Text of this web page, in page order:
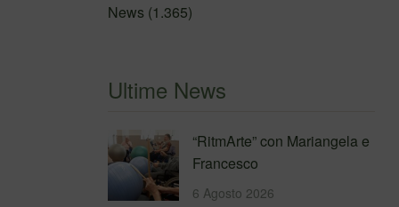
News (1.365)
Ultime News
“RitmArte” con Mariangela e
Francesco
6 Agosto 2026